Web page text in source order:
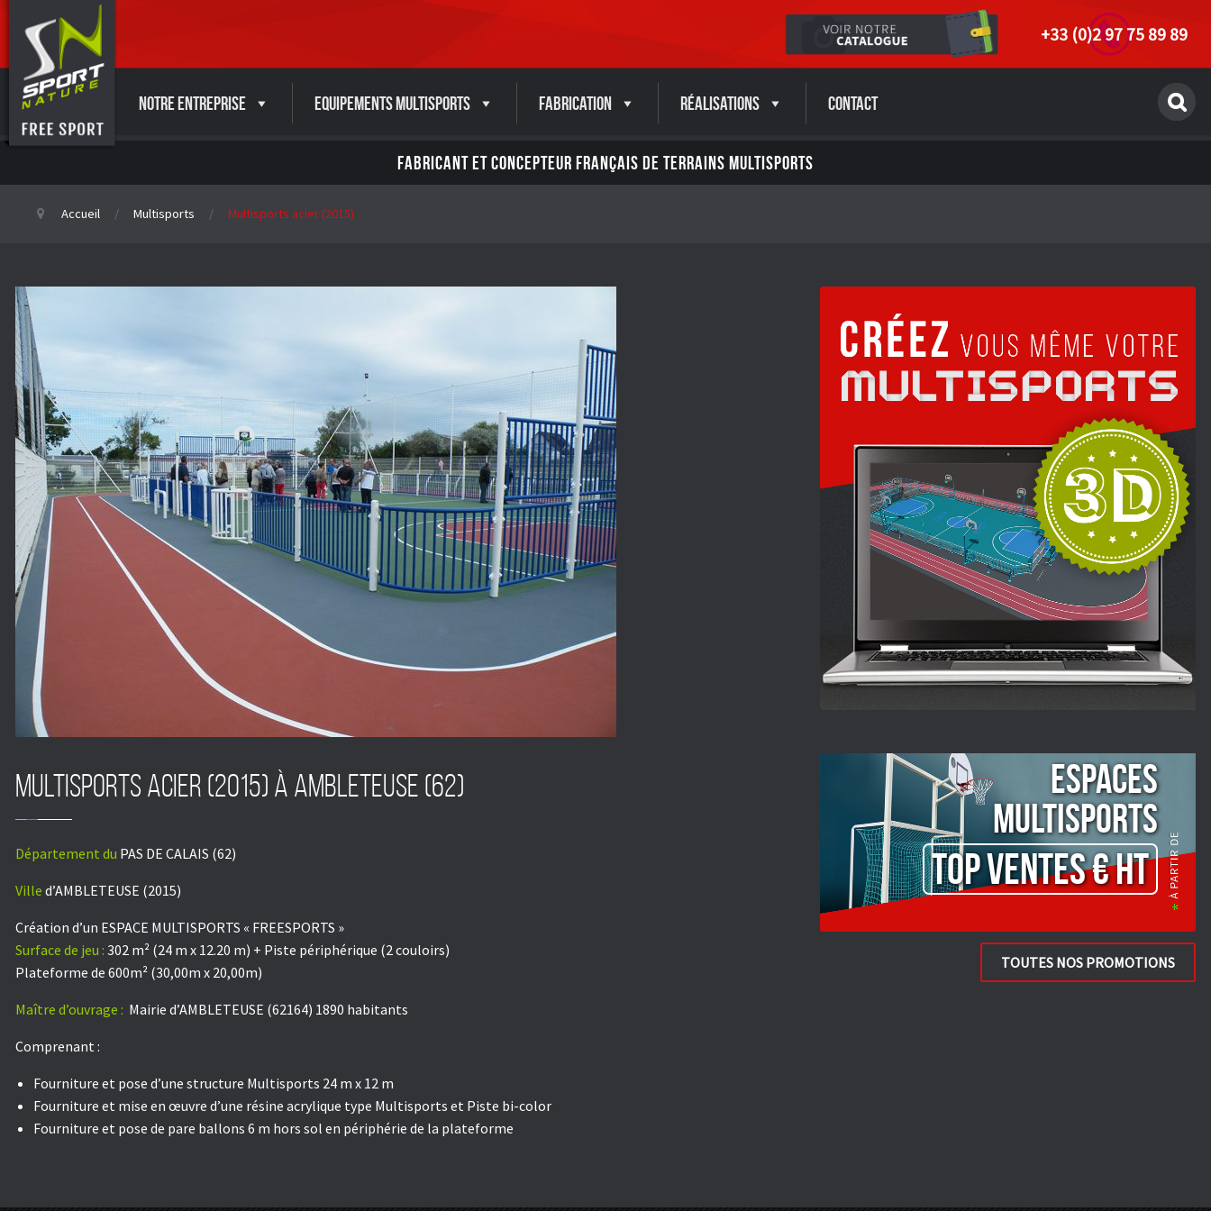
+33 (0)2 97 75 89 89
Notre entreprise Equipements Multisports Fabrication Réalisations Contact
FABRICANT ET CONCEPTEUR FRANÇAIS DE TERRAINS MULTISPORTS
Accueil Multisports Multisports acier (2015)
Multisports acier (2015) à Ambleteuse (62)
Département du PAS DE CALAIS (62)
Ville d’AMBLETEUSE (2015)
Création d’un ESPACE MULTISPORTS « FREESPORTS »
Surface de jeu : 302 m² (24 m x 12.20 m) + Piste périphérique (2 couloirs)
Plateforme de 600m² (30,00m x 20,00m)
Maître d’ouvrage : Mairie d’AMBLETEUSE (62164) 1890 habitants
Comprenant :
Fourniture et pose d’une structure Multisports 24 m x 12 m
Fourniture et mise en œuvre d’une résine acrylique type Multisports et Piste bi-color
Fourniture et pose de pare ballons 6 m hors sol en périphérie de la plateforme
ESPACES
Multisports
TOP VENTES € HT
TOUTES NOS PROMOTIONS